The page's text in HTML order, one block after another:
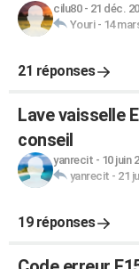
cilu80- 21 déc.
Youri- 14
21 réponses
Lave vaisselle
conseil
yanrecit - 10 juin
yanrecit - 21
19 réponses